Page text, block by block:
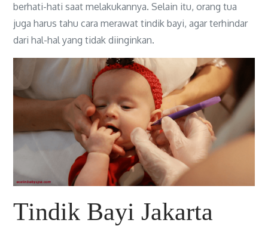
berhati-hati saat melakukannya. Selain itu, orang tua
juga harus tahu cara merawat tindik bayi, agar terhindar
dari hal-hal yang tidak diinginkan.
Tindik Bayi Jakarta